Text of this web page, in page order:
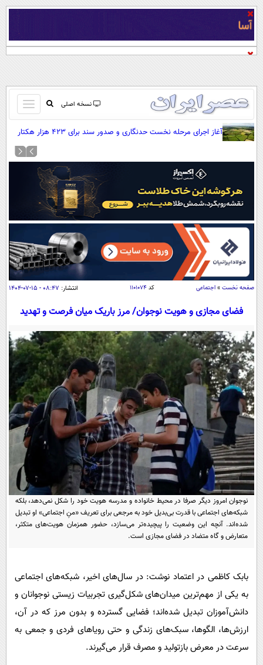
نسخه اصلی
باز
و
بسته
کردن
صفحه اول
آرشیو
نظرسنجی
آب و هوا
اوقات شرعی
سواد زندگی
اقتصاد
اقتصادی
جامعه
یک برش دانایی
محیط زیست
سفر و تفریح
بین الملل
سیاست خارجی
فرهنگ و هنر
علم و دانش
فناوری و It
علمی
اخبار کریپتو
قرآن
گوناگون
سرگرمی
باشگاه مغز
مجله تصویری سلاح
فیلم
اقتصاد
ورزش
سیاست
گوناگون
حوادث
محیط زیست
عصر ایران 2
خواندنی ها و دیدنی ها
پیامک
آشپزی
دانلود
آموزش زبان
آغاز اجرای مرحله نخست حدنگاری و صدور سند برای ۴۲۳ هزار هکتار
صفحه نخست » اجتماعی کد۱۱۰۱۰۷۴ انتشار: ۰۸:۴۷ - ۱۵-۰۷-۱۴۰۴
فضای مجازی و هویت نوجوان/ مرز باریک میان فرصت و تهدید
نوجوان امروز دیگر صرفا در محیط خانواده و مدرسه هویت خود را شکل نمی‌دهد، بلکه
شبکه‌های اجتماعی با قدرت بی‌بدیل خود به مرجعی برای تعریف «منِ اجتماعی» او تبدیل
شده‌اند. آنچه این وضعیت را پیچیده‌تر می‌سازد، حضور همزمان هویت‌های متکثر،
متعارض و گاه متضاد در فضای مجازی است.
بابک کاظمی در اعتماد نوشت: در سال‌های اخیر، شبکه‌های اجتماعی
به یکی از مهم‌ترین میدان‌های شکل‌گیری تجربیات زیستی نوجوانان و
دانش‌آموزان تبدیل شده‌اند؛ فضایی گسترده و بدون مرز که در آن،
ارزش‌ها، الگوها، سبک‌های زندگی و حتی رویاهای فردی و جمعی به
سرعت در معرض بازتولید و مصرف قرار می‌گیرند.